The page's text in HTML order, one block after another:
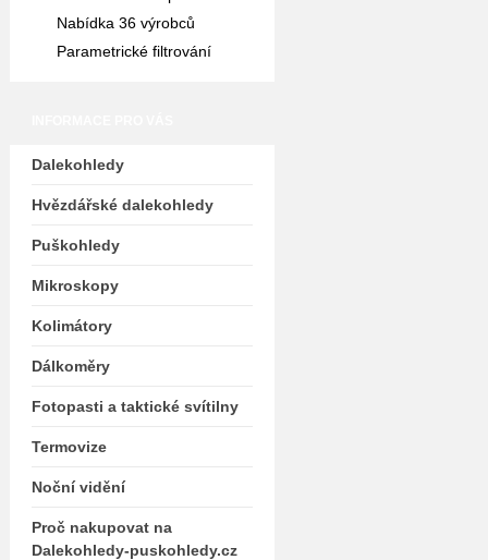
Nabídka 36 výrobců
Parametrické filtrování
Dalekohledy
Hvězdářské dalekohledy
Puškohledy
Mikroskopy
Kolimátory
Dálkoměry
Fotopasti a taktické svítilny
Termovize
Noční vidění
Proč nakupovat na
Dalekohledy-puskohledy.cz